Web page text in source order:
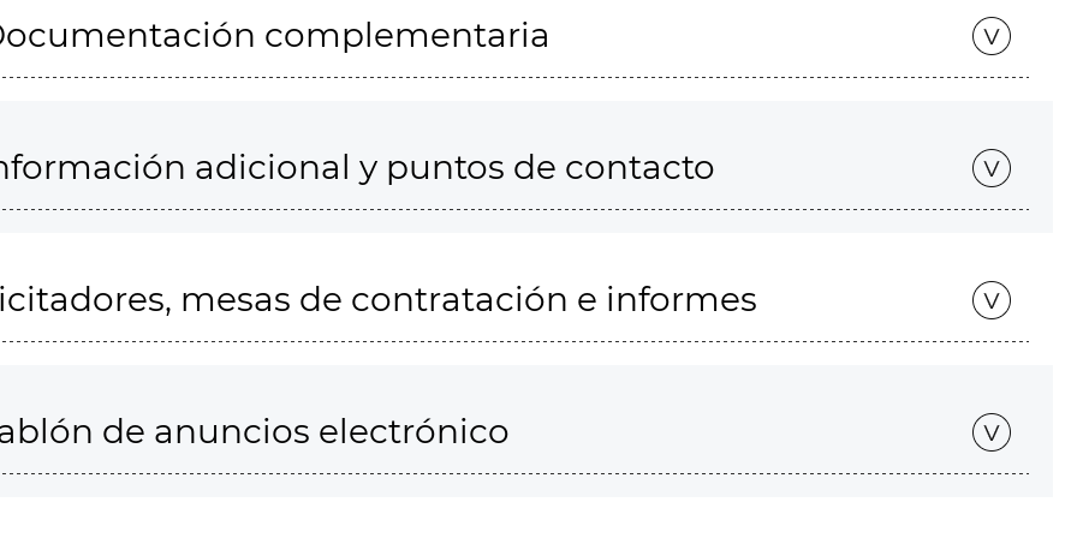
complementaria
adicional y puntos de contacto
mesas de contratación e informes
de anuncios electrónico